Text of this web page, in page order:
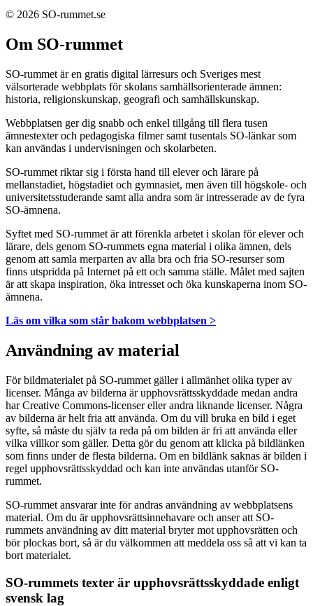
© 2026 SO-rummet.se
Om SO-rummet
SO-rummet är en gratis digital lärresurs och Sveriges mest
välsorterade webbplats för skolans samhällsorienterade ämnen:
historia, religionskunskap, geografi och samhällskunskap.
Webbplatsen ger dig snabb och enkel tillgång till flera tusen
ämnestexter och pedagogiska filmer samt tusentals SO-länkar som
kan användas i undervisningen och skolarbeten.
SO-rummet riktar sig i första hand till elever och lärare på
mellanstadiet, högstadiet och gymnasiet, men även till högskole- och
universitetsstuderande samt alla andra som är intresserade av de fyra
SO-ämnena.
Syftet med SO-rummet är att förenkla arbetet i skolan för elever och
lärare, dels genom SO-rummets egna material i olika ämnen, dels
genom att samla merparten av alla bra och fria SO-resurser som
finns utspridda på Internet på ett och samma ställe. Målet med sajten
är att skapa inspiration, öka intresset och öka kunskaperna inom SO-
ämnena.
Läs om vilka som står bakom webbplatsen >
Användning av material
För bildmaterialet på SO-rummet gäller i allmänhet olika typer av
licenser. Många av bilderna är upphovsrättsskyddade medan andra
har Creative Commons-licenser eller andra liknande licenser. Några
av bilderna är helt fria att använda. Om du vill bruka en bild i eget
syfte, så måste du själv ta reda på om bilden är fri att använda eller
vilka villkor som gäller. Detta gör du genom att klicka på bildlänken
som finns under de flesta bilderna. Om en bildlänk saknas är bilden i
regel upphovsrättsskyddad och kan inte användas utanför SO-
rummet.
SO-rummet ansvarar inte för andras användning av webbplatsens
material. Om du är upphovsrättsinnehavare och anser att SO-
rummets användning av ditt material bryter mot upphovsrätten och
bör plockas bort, så är du välkommen att meddela oss så att vi kan ta
bort materialet.
SO-rummets texter är upphovsrättsskyddade enligt
svensk lag